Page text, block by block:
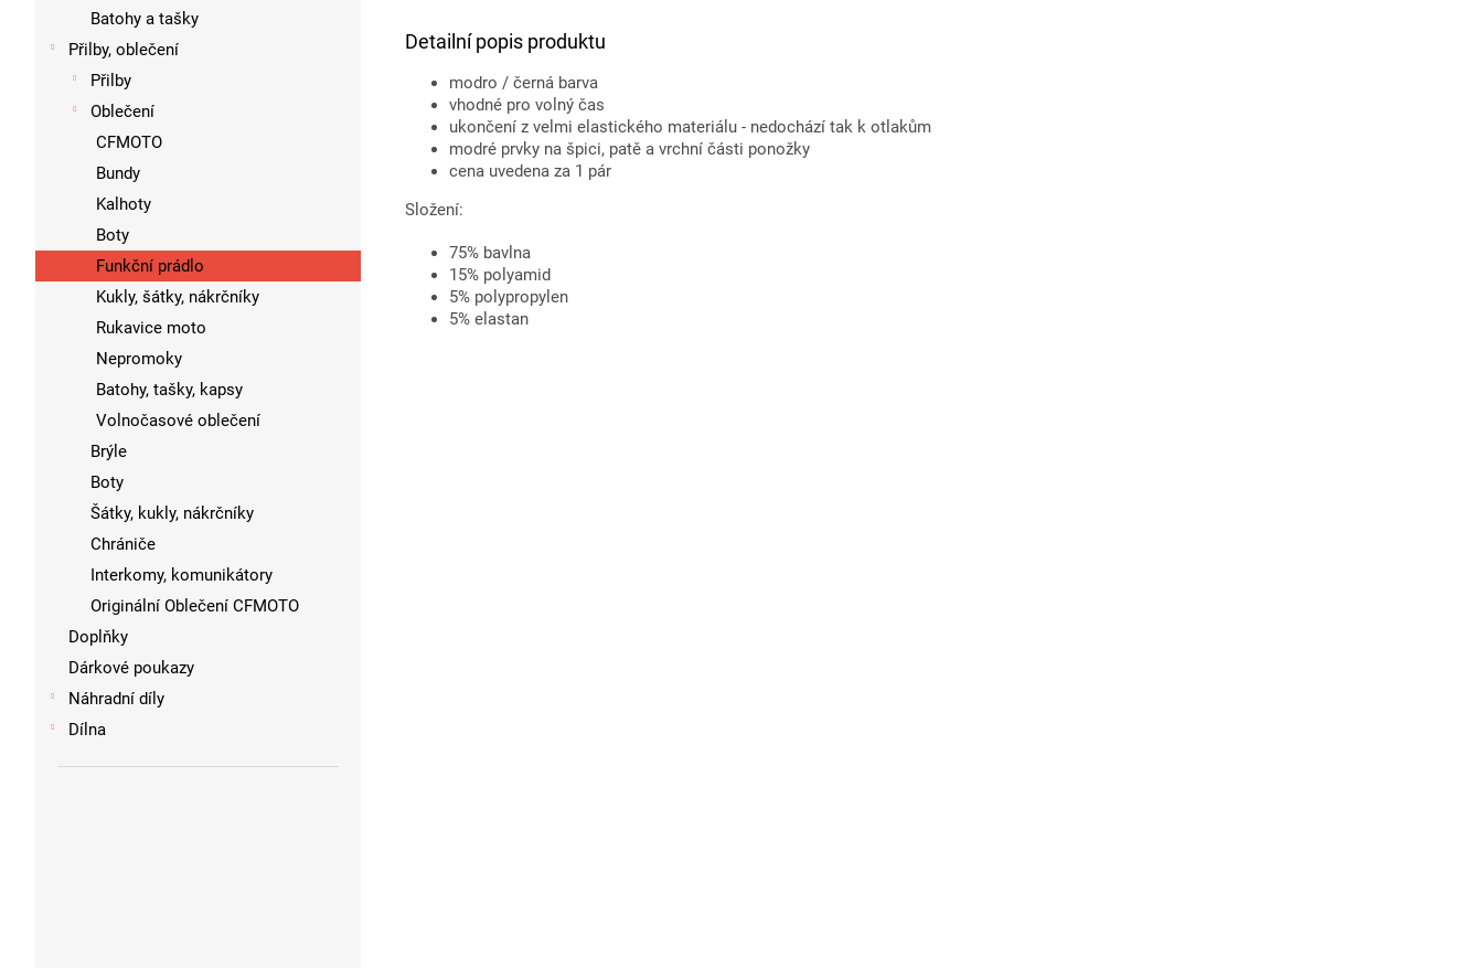
Batohy a tašky
Přilby, oblečení
Přilby
Oblečení
CFMOTO
Bundy
Kalhoty
Boty
Funkční prádlo
Kukly, šátky, nákrčníky
Rukavice moto
Nepromoky
Batohy, tašky, kapsy
Volnočasové oblečení
Brýle
Boty
Šátky, kukly, nákrčníky
Chrániče
Interkomy, komunikátory
Originální Oblečení CFMOTO
Doplňky
Dárkové poukazy
Náhradní díly
Dílna
Detailní popis produktu
modro / černá barva
vhodné pro volný čas
ukončení z velmi elastického materiálu - nedochází tak k otlakům
modré prvky na špici, patě a vrchní části ponožky
cena uvedena za 1 pár
Složení:
75% bavlna
15% polyamid
5% polypropylen
5% elastan